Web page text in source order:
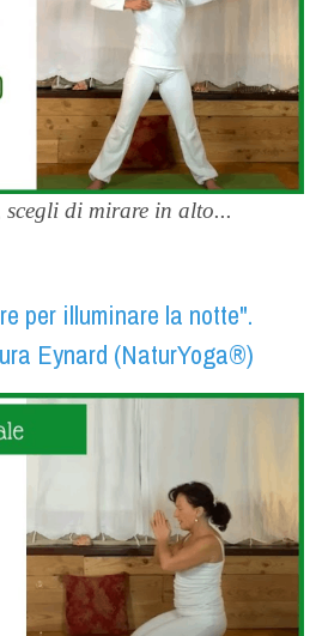
scegli di mirare in alto...
per illuminare la notte".
Eynard (NaturYoga®)